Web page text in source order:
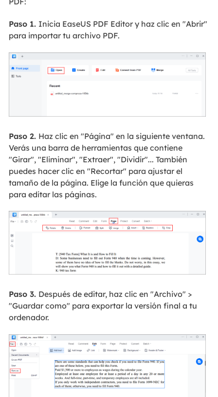
Paso 1. Inicia EaseUS PDF Editor y haz clic en "Abrir"
para importar tu archivo PDF.
Paso 2. Haz clic en "Página" en la siguiente ventana.
Verás una barra de herramientas que contiene
"Girar", "Eliminar", "Extraer", "Dividir"... También
puedes hacer clic en "Recortar" para ajustar el
tamaño de la página. Elige la función que quieras
para editar las páginas.
Paso 3. Después de editar, haz clic en "Archivo" >
"Guardar como" para exportar la versión final a tu
ordenador.